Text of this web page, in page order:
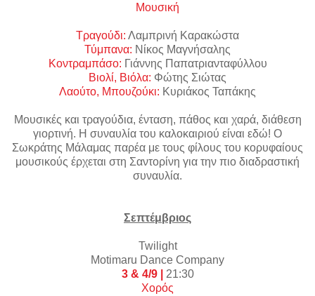
Μουσική
Τραγούδι: Λαμπρινή Καρακώστα
Τύμπανα: Νίκος Μαγνήσαλης
Κοντραμπάσο: Γιάννης Παπατριανταφύλλου
Βιολί, Βιόλα: Φώτης Σιώτας
Λαούτο, Μπουζούκι: Κυριάκος Ταπάκης
Mουσικές και τραγούδια, ένταση, πάθος και χαρά, διάθεση
γιορτινή. Η συναυλία του καλοκαιριού είναι εδώ! Ο
Σωκράτης Μάλαμας παρέα με τους φίλους του κορυφαίους
μουσικούς έρχεται στη Σαντορίνη για την πιο διαδραστική
συναυλία.
Σεπτέμβριος
Twilight
Motimaru Dance Company
3 & 4/9 | 21:30
Χορός